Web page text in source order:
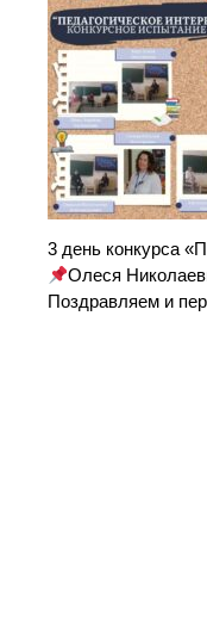
3 день конкурса
Олеся
Поздравляем и